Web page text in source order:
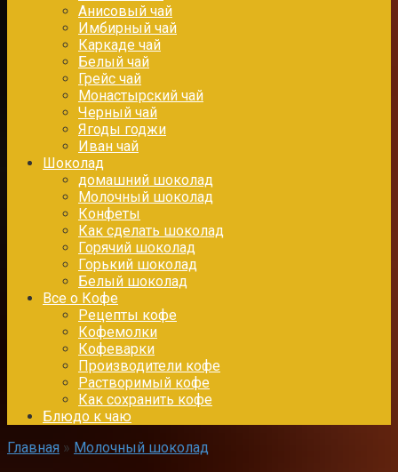
Анисовый чай
Имбирный чай
Каркаде чай
Белый чай
Грейс чай
Монастырский чай
Черный чай
Ягоды годжи
Иван чай
Шоколад
домашний шоколад
Молочный шоколад
Конфеты
Как сделать шоколад
Горячий шоколад
Горький шоколад
Белый шоколад
Все о Кофе
Рецепты кофе
Кофемолки
Кофеварки
Производители кофе
Растворимый кофе
Как сохранить кофе
Блюдо к чаю
Главная » Молочный шоколад